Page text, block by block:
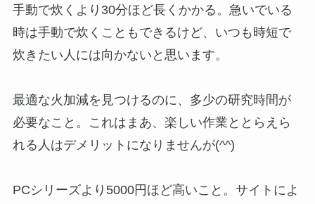
手動で炊くより30分ほど長くかかる。急いでいる
時は手動で炊くこともできるけど、いつも時短で
炊きたい人には向かないと思います。
最適な火加減を見つけるのに、多少の研究時間が
必要なこと。これはまあ、楽しい作業ととらえら
れる人はデメリットになりませんが(^^)
PCシリーズより5000円ほど高いこと。サイトによ